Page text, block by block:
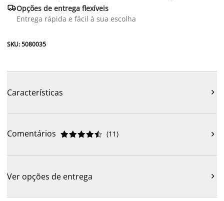
Opções de entrega flexíveis
Entrega rápida e fácil à sua escolha
SKU: 5080035
Características 
Comentários 




 (11) 
Ver opções de entrega 